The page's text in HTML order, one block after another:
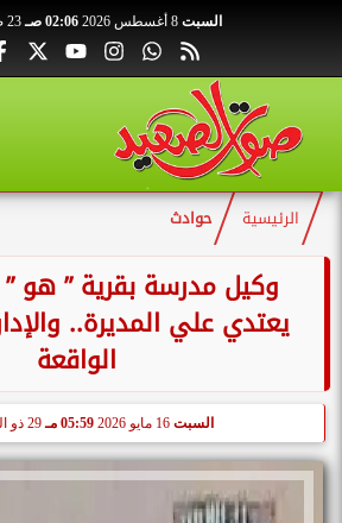
السبت 8 أغسطس 2026 02:06 صـ 23 صفر 1448
الرئيسية حوادث
وكيل مدرسة بقرية ” هو
يعتدي علي المديرة..
الواقعة
السبت 05:59 مـ 29 ذو القعدة 1447